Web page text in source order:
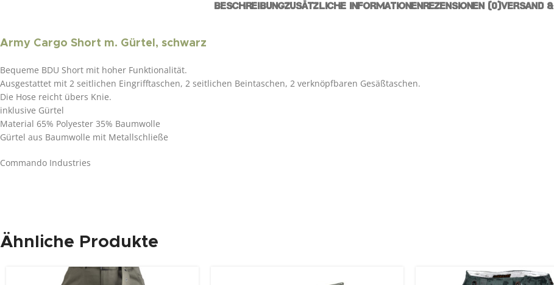
BESCHREIBUNGZUSÄTZLICHE INFORMATIONENREZENSIONEN (0)VERSAND
Army Cargo Short m. Gürtel, schwarz
Bequeme BDU Short mit hoher Funktionalität.
Ausgestattet mit 2 seitlichen Eingrifftaschen, 2 seitlichen Beintaschen, 2 verknöpfbaren Gesäßtaschen.
Die Hose reicht übers Knie.
inklusive Gürtel
Material 65% Polyester 35% Baumwolle
Gürtel aus Baumwolle mit Metallschließe
Commando Industries
Ähnliche Produkte